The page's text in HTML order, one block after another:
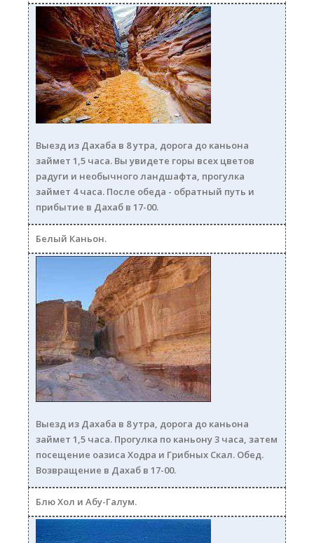
cv_kanon250.jpg
Выезд из Дахаба в 8 утра, дорога до каньона
займет 1,5 часа. Вы увидете горы всех цветов
радуги и необычного ландшафта, прогулка
займет 4 часа. После обеда - обратный путь и
прибытие в Дахаб в 17-00.
Белый Каньон.
belyy_kanon250_copy.jpg
Выезд из Дахаба в 8 утра, дорога до каньона
займет 1,5 часа. Прогулка по каньону 3 часа, затем
посещение оазиса Ходра и Грибных Скал. Обед.
Возвращение в Дахаб в 17-00.
Блю Хол и Абу-Галум.